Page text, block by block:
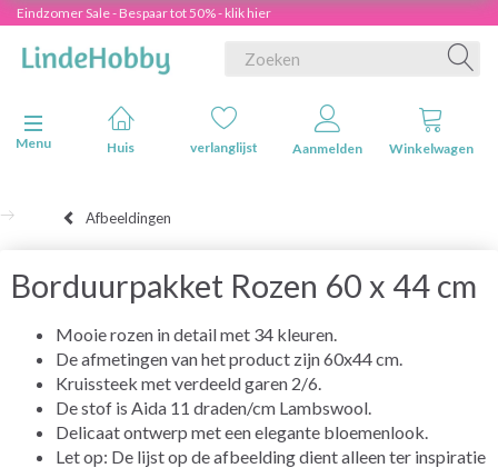
Eindzomer Sale - Bespaar tot 50% - klik hier
Navigatie in-/uitschakelen
Menu
Huis verlanglijst Aanmelden Winkelwagen
Afbeeldingen
Borduurpakket Rozen 60 x 44 cm
Mooie rozen in detail met 34 kleuren.
De afmetingen van het product zijn 60x44 cm.
Kruissteek met verdeeld garen 2/6.
De stof is Aida 11 draden/cm Lambswool.
Delicaat ontwerp met een elegante bloemenlook.
Let op: De lijst op de afbeelding dient alleen ter inspiratie